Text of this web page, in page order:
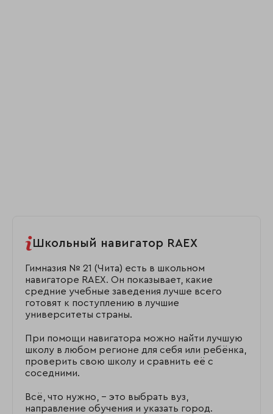
Школьный навигатор RAEX
Гимназия № 21 (Чита) есть в школьном
навигаторе RAEX. Он показывает, какие
средние учебные заведения лучше всего
готовят к поступлению в лучшие
университеты страны.
При помощи навигатора можно найти лучшую
школу в любом регионе для себя или ребёнка,
проверить свою школу и сравнить её с
соседними.
Всё, что нужно, – это выбрать вуз,
направление обучения и указать город.